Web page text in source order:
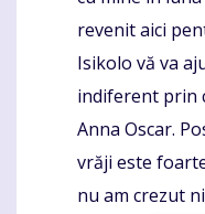
revenit aici
Isikolo vă va
indiferent prin
Anna Oscar.
vrăji este
nu am crezut